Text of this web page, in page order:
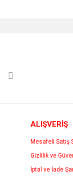
ALIŞVERİŞ
Mesafeli Satış
Gizlilik ve
İptal ve İade